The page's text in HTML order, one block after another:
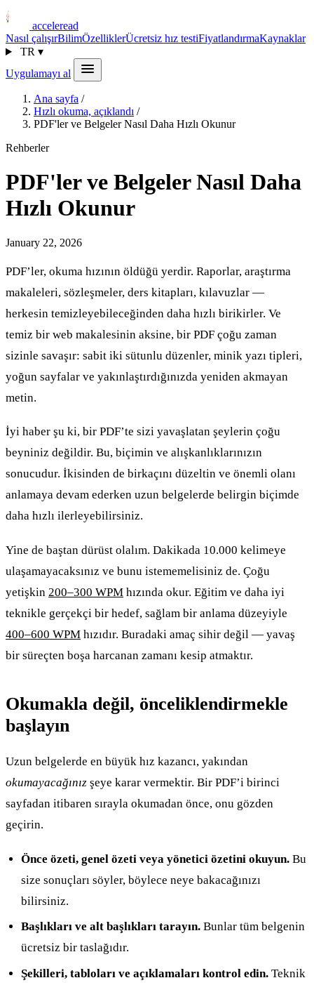
acceleread
Nasıl çalışırBilimÖzelliklerÜcretsiz hız testiFiyatlandırmaKaynaklar
TR ▾
Uygulamayı al
Ana sayfa /
Hızlı okuma, açıklandı /
PDF'ler ve Belgeler Nasıl Daha Hızlı Okunur
Rehberler
PDF'ler ve Belgeler Nasıl Daha
Hızlı Okunur
January 22, 2026
PDF’ler, okuma hızının öldüğü yerdir. Raporlar, araştırma
makaleleri, sözleşmeler, ders kitapları, kılavuzlar —
herkesin temizleyebileceğinden daha hızlı birikirler. Ve
temiz bir web makalesinin aksine, bir PDF çoğu zaman
sizinle savaşır: sabit iki sütunlu düzenler, minik yazı tipleri,
yoğun sayfalar ve yakınlaştırdığınızda yeniden akmayan
metin.
İyi haber şu ki, bir PDF’te sizi yavaşlatan şeylerin çoğu
beyniniz değildir. Bu, biçimin ve alışkanlıklarınızın
sonucudur. İkisinden de birkaçını düzeltin ve önemli olanı
anlamaya devam ederken uzun belgelerde belirgin biçimde
daha hızlı ilerleyebilirsiniz.
Yine de baştan dürüst olalım. Dakikada 10.000 kelimeye
ulaşamayacaksınız ve bunu istememelisiniz de. Çoğu
yetişkin 200–300 WPM hızında okur. Eğitim ve daha iyi
teknikle gerçekçi bir hedef, sağlam bir anlama düzeyiyle
400–600 WPM hızıdır. Buradaki amaç sihir değil — yavaş
bir süreçten boşa harcanan zamanı kesip atmaktır.
Okumakla değil, önceliklendirmekle
başlayın
Uzun belgelerde en büyük hız kazancı, yakından
okumayacağınız şeye karar vermektir. Bir PDF’i birinci
sayfadan itibaren sırayla okumadan önce, onu gözden
geçirin.
Önce özeti, genel özeti veya yönetici özetini okuyun. Bu
size sonuçları söyler, böylece neye bakacağınızı
bilirsiniz.
Başlıkları ve alt başlıkları tarayın. Bunlar tüm belgenin
ücretsiz bir taslağıdır.
Şekilleri, tabloları ve açıklamaları kontrol edin. Teknik